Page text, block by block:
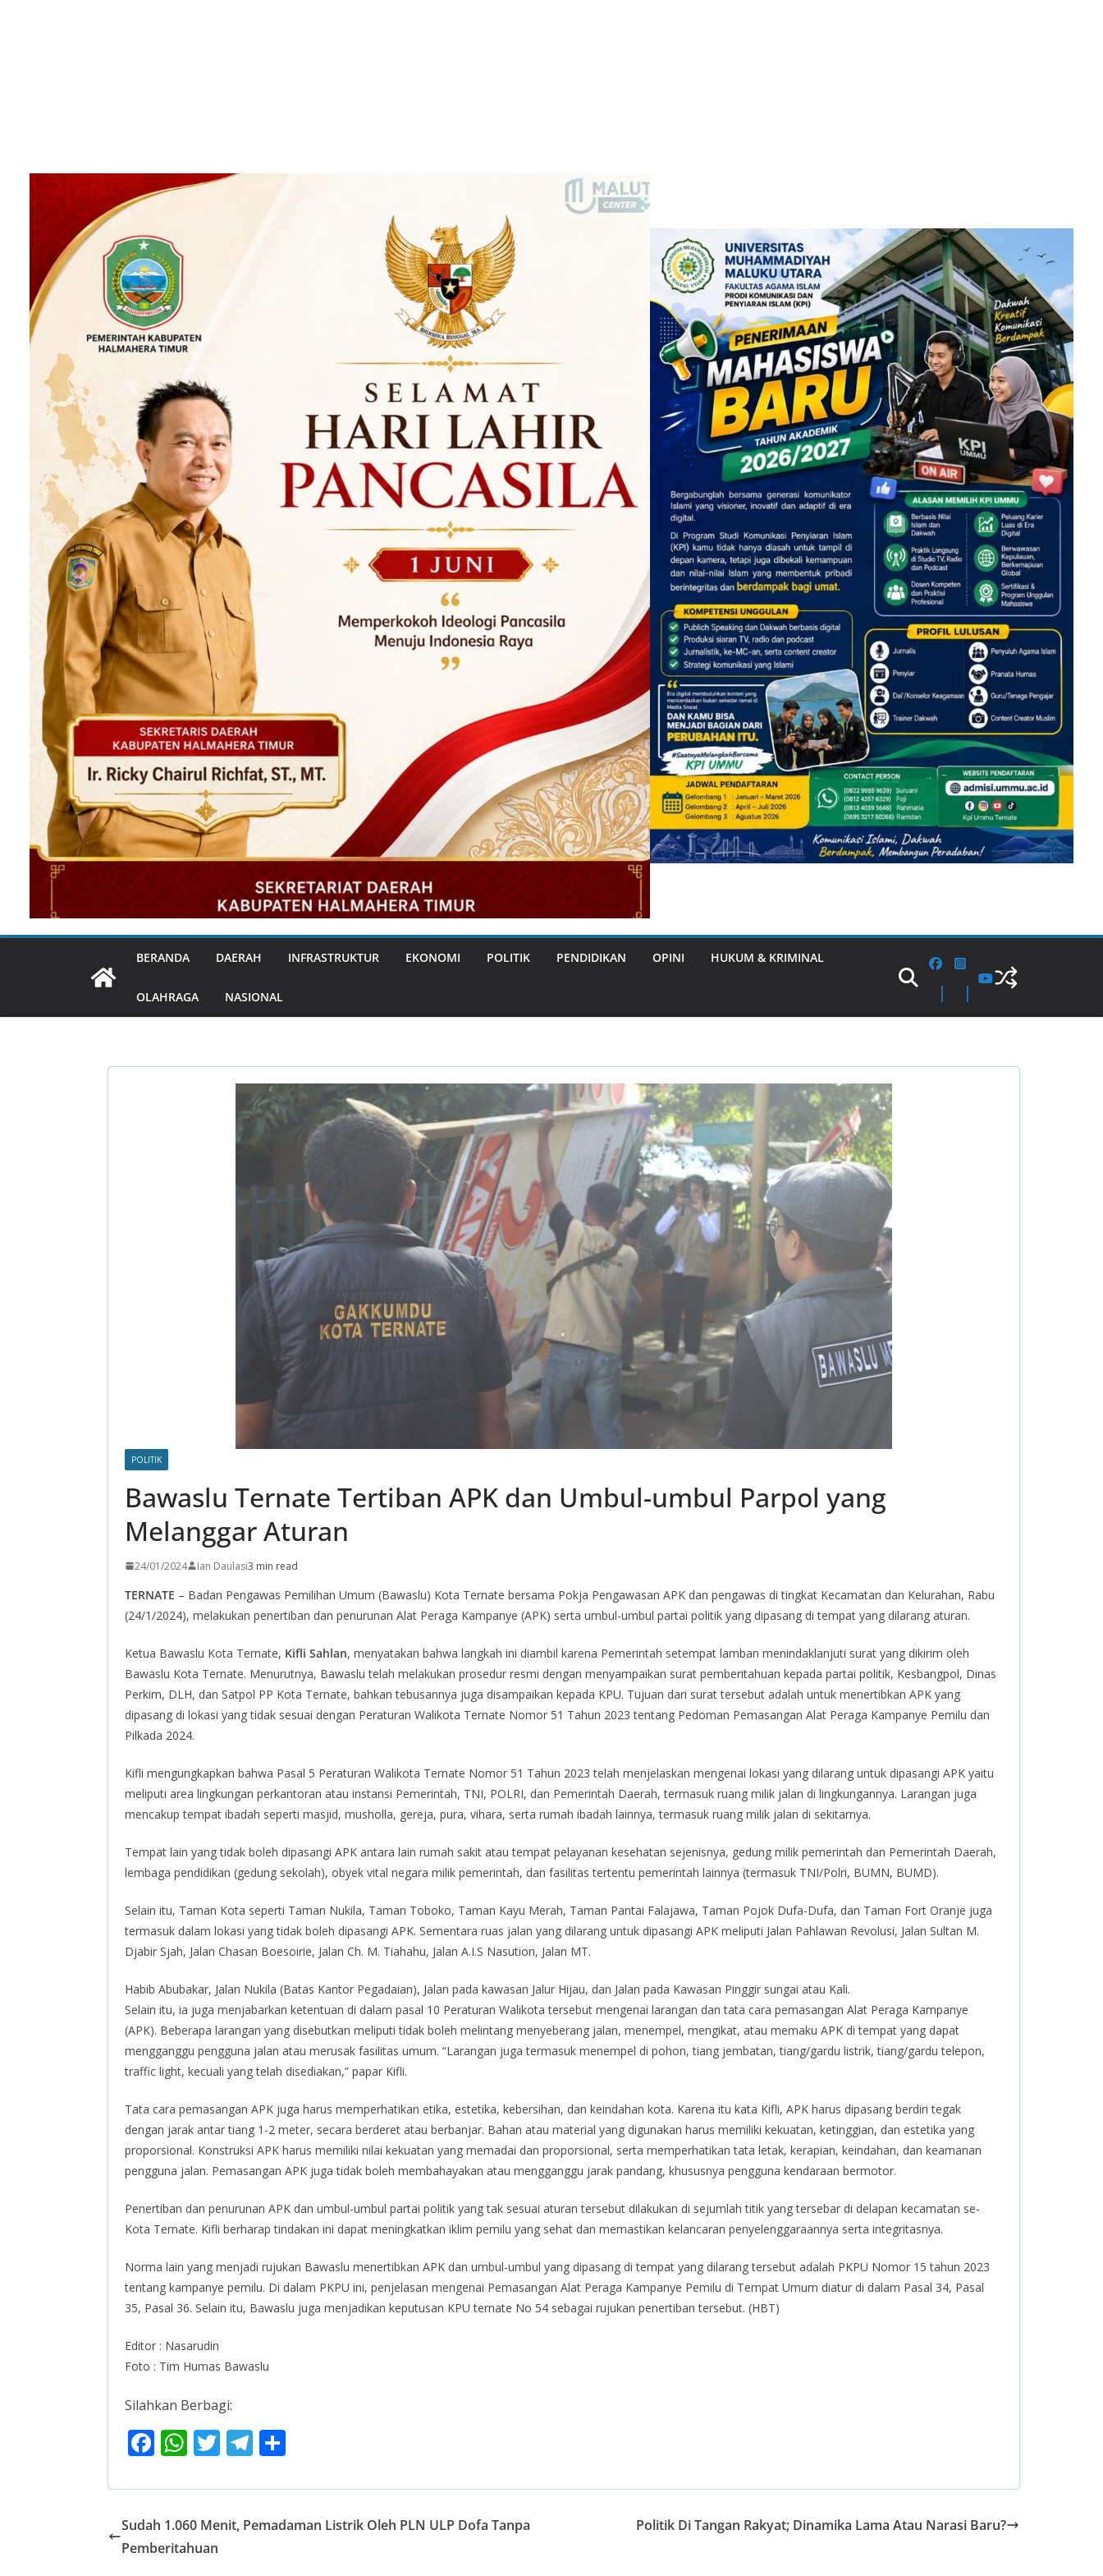
BERANDA DAERAH INFRASTRUKTUR EKONOMI POLITIK PENDIDIKAN OPINI HUKUM & KRIMINAL
OLAHRAGA NASIONAL
POLITIK
Bawaslu Ternate Tertiban APK dan Umbul-umbul Parpol yang
Melanggar Aturan
24/01/2024 Ian Daulasi3 min read
TERNATE – Badan Pengawas Pemilihan Umum (Bawaslu) Kota Ternate bersama Pokja Pengawasan APK dan pengawas di tingkat Kecamatan dan Kelurahan, Rabu
(24/1/2024), melakukan penertiban dan penurunan Alat Peraga Kampanye (APK) serta umbul-umbul partai politik yang dipasang di tempat yang dilarang aturan.
Ketua Bawaslu Kota Ternate, Kifli Sahlan, menyatakan bahwa langkah ini diambil karena Pemerintah setempat lamban menindaklanjuti surat yang dikirim oleh
Bawaslu Kota Ternate. Menurutnya, Bawaslu telah melakukan prosedur resmi dengan menyampaikan surat pemberitahuan kepada partai politik, Kesbangpol, Dinas
Perkim, DLH, dan Satpol PP Kota Ternate, bahkan tebusannya juga disampaikan kepada KPU. Tujuan dari surat tersebut adalah untuk menertibkan APK yang
dipasang di lokasi yang tidak sesuai dengan Peraturan Walikota Ternate Nomor 51 Tahun 2023 tentang Pedoman Pemasangan Alat Peraga Kampanye Pemilu dan
Pilkada 2024.
Kifli mengungkapkan bahwa Pasal 5 Peraturan Walikota Ternate Nomor 51 Tahun 2023 telah menjelaskan mengenai lokasi yang dilarang untuk dipasangi APK yaitu
meliputi area lingkungan perkantoran atau instansi Pemerintah, TNI, POLRI, dan Pemerintah Daerah, termasuk ruang milik jalan di lingkungannya. Larangan juga
mencakup tempat ibadah seperti masjid, musholla, gereja, pura, vihara, serta rumah ibadah lainnya, termasuk ruang milik jalan di sekitarnya.
Tempat lain yang tidak boleh dipasangi APK antara lain rumah sakit atau tempat pelayanan kesehatan sejenisnya, gedung milik pemerintah dan Pemerintah Daerah,
lembaga pendidikan (gedung sekolah), obyek vital negara milik pemerintah, dan fasilitas tertentu pemerintah lainnya (termasuk TNI/Polri, BUMN, BUMD).
Selain itu, Taman Kota seperti Taman Nukila, Taman Toboko, Taman Kayu Merah, Taman Pantai Falajawa, Taman Pojok Dufa-Dufa, dan Taman Fort Oranje juga
termasuk dalam lokasi yang tidak boleh dipasangi APK. Sementara ruas jalan yang dilarang untuk dipasangi APK meliputi Jalan Pahlawan Revolusi, Jalan Sultan M.
Djabir Sjah, Jalan Chasan Boesoirie, Jalan Ch. M. Tiahahu, Jalan A.I.S Nasution, Jalan MT.
Habib Abubakar, Jalan Nukila (Batas Kantor Pegadaian), Jalan pada kawasan Jalur Hijau, dan Jalan pada Kawasan Pinggir sungai atau Kali.
Selain itu, ia juga menjabarkan ketentuan di dalam pasal 10 Peraturan Walikota tersebut mengenai larangan dan tata cara pemasangan Alat Peraga Kampanye
(APK). Beberapa larangan yang disebutkan meliputi tidak boleh melintang menyeberang jalan, menempel, mengikat, atau memaku APK di tempat yang dapat
mengganggu pengguna jalan atau merusak fasilitas umum. “Larangan juga termasuk menempel di pohon, tiang jembatan, tiang/gardu listrik, tiang/gardu telepon,
traffic light, kecuali yang telah disediakan,” papar Kifli.
Tata cara pemasangan APK juga harus memperhatikan etika, estetika, kebersihan, dan keindahan kota. Karena itu kata Kifli, APK harus dipasang berdiri tegak
dengan jarak antar tiang 1-2 meter, secara berderet atau berbanjar. Bahan atau material yang digunakan harus memiliki kekuatan, ketinggian, dan estetika yang
proporsional. Konstruksi APK harus memiliki nilai kekuatan yang memadai dan proporsional, serta memperhatikan tata letak, kerapian, keindahan, dan keamanan
pengguna jalan. Pemasangan APK juga tidak boleh membahayakan atau mengganggu jarak pandang, khususnya pengguna kendaraan bermotor.
Penertiban dan penurunan APK dan umbul-umbul partai politik yang tak sesuai aturan tersebut dilakukan di sejumlah titik yang tersebar di delapan kecamatan se-
Kota Ternate. Kifli berharap tindakan ini dapat meningkatkan iklim pemilu yang sehat dan memastikan kelancaran penyelenggaraannya serta integritasnya.
Norma lain yang menjadi rujukan Bawaslu menertibkan APK dan umbul-umbul yang dipasang di tempat yang dilarang tersebut adalah PKPU Nomor 15 tahun 2023
tentang kampanye pemilu. Di dalam PKPU ini, penjelasan mengenai Pemasangan Alat Peraga Kampanye Pemilu di Tempat Umum diatur di dalam Pasal 34, Pasal
35, Pasal 36. Selain itu, Bawaslu juga menjadikan keputusan KPU ternate No 54 sebagai rujukan penertiban tersebut. (HBT)
Editor : Nasarudin
Foto : Tim Humas Bawaslu
Silahkan Berbagi:
F
e
b
o
W
at
s
A
T
itt
er
T
e
gr
ar
e
Sudah 1.060 Menit, Pemadaman Listrik Oleh PLN ULP Dofa Tanpa
Pemberitahuan
Politik Di Tangan Rakyat; Dinamika Lama Atau Narasi Baru?